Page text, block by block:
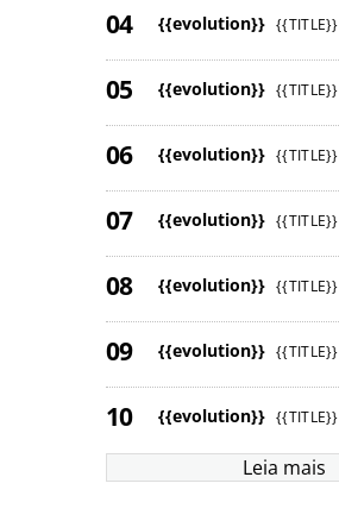
{{evolution}} {{TITLE}}
{{evolution}} {{TITLE}}
{{evolution}} {{TITLE}}
{{evolution}} {{TITLE}}
{{evolution}} {{TITLE}}
{{evolution}} {{TITLE}}
{{evolution}} {{TITLE}}
Leia mais